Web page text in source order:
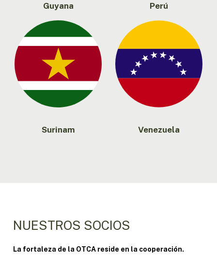
Guyana Perú
Surinam Venezuela
NUESTROS SOCIOS
La fortaleza de la OTCA reside en la cooperación.